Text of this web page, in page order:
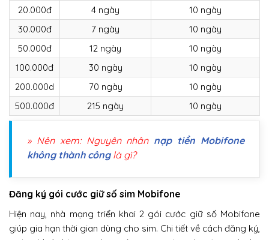
20.000đ
4 ngày
10 ngày
30.000đ
7 ngày
10 ngày
50.000đ
12 ngày
10 ngày
100.000đ
30 ngày
10 ngày
200.000d
70 ngày
10 ngày
500.000đ
215 ngày 10 ngày
» Nên xem: Nguyên nhân nạp tiền Mobifone
không thành cônglà gì?
Đăng ký gói cước giữ số sim Mobifone
Hiện nay, nhà mạng triển khai 2 gói cước giữ số Mobifone
giúp gia hạn thời gian dùng cho sim. Chi tiết về cách đăng ký,